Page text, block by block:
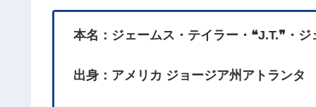
本名：ジェームス・テイラー・❝J.T.❞・ジ
出身：アメリカ ジョージア州アトランタ